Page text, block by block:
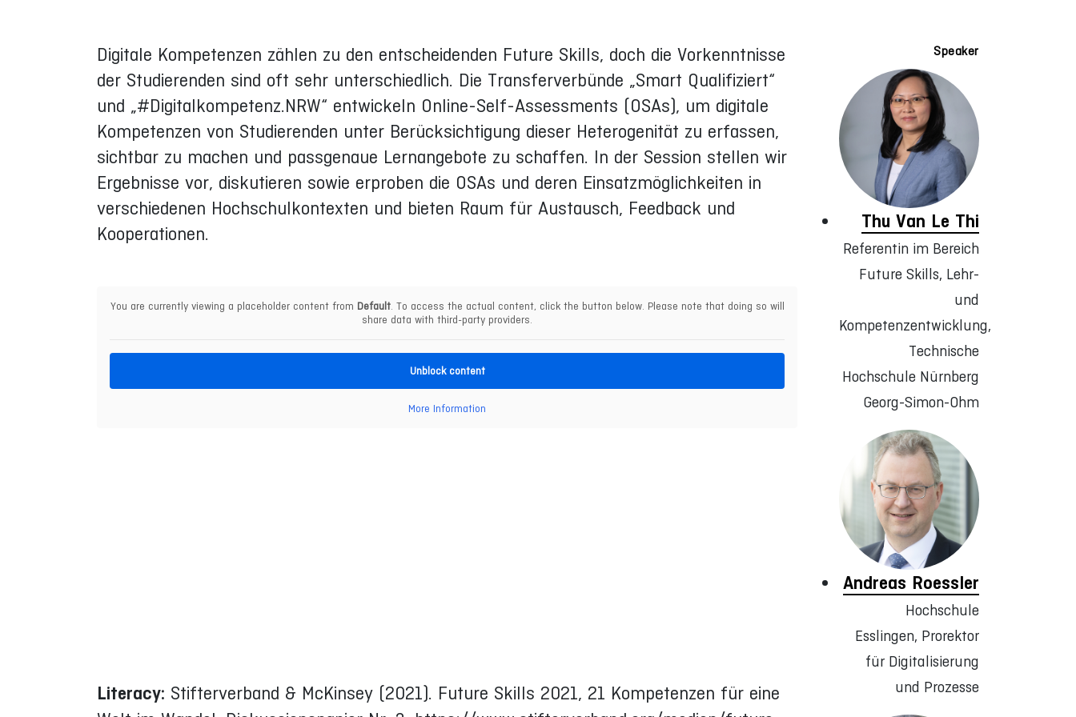
Digitale Kompetenzen zählen zu den entscheidenden Future Skills, doch die Vorkenntnisse
der Studierenden sind oft sehr unterschiedlich. Die Transferverbünde „Smart Qualifiziert“
und „#Digitalkompetenz.NRW“ entwickeln Online-Self-Assessments (OSAs), um digitale
Kompetenzen von Studierenden unter Berücksichtigung dieser Heterogenität zu erfassen,
sichtbar zu machen und passgenaue Lernangebote zu schaffen. In der Session stellen wir
Ergebnisse vor, diskutieren sowie erproben die OSAs und deren Einsatzmöglichkeiten in
verschiedenen Hochschulkontexten und bieten Raum für Austausch, Feedback und
Kooperationen.
You are currently viewing a placeholder content from Default. To access the actual content, click the button below. Please note that doing so will
share data with third-party providers.
Unblock content
More Information
Literacy: Stifterverband & McKinsey (2021). Future Skills 2021, 21 Kompetenzen für eine
Speaker
Thu Van Le Thi
Referentin im Bereich
Future Skills, Lehr-
und
Kompetenzentwicklung,
Technische
Hochschule Nürnberg
Georg-Simon-Ohm
Andreas Roessler
Hochschule
Esslingen, Prorektor
für Digitalisierung
und Prozesse